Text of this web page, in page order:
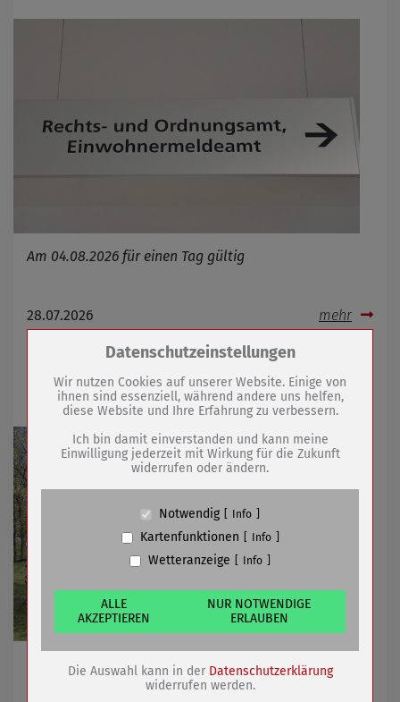
Am 04.08.2026 für einen Tag gültig
28.07.2026 mehr
Bürgerinnen und Bürger können Ideen
für die Region einreichen
Online-Umfrage des Zweckverbandes Allianz
„Thüringer Becken“ läuft bis zum 16. August 2026
Zum Betrieb der Seite notwendige Cookies /
Name
PHP Session Cookie
Anbieter
Eigentümer dieser Website (Wenko-
Wenselaar GmbH & Co. KG)
Absicherung Kontaktformular / SPAM
Cookiespeicherung Entscheidungscookie
Anbieter
Eigentümer dieser Website (Wenko-
Wenselaar GmbH & Co. KG)
Zweck
Speichert die Einstellungen der Besucher
bezüglich der Speicherung von Cookies.
Cookie Name
dywc
Cookie Laufzeit
1 Jahr
Datenschutzeinstellungen
Wir nutzen Cookies auf unserer Website. Einige von
ihnen sind essenziell, während andere uns helfen,
diese Website und Ihre Erfahrung zu verbessern.
Ich bin damit einverstanden und kann meine
Einwilligung jederzeit mit Wirkung für die Zukunft
widerrufen oder ändern.
Notwendig Info
Kartenfunktionen Info
Wetteranzeige Info
ALLE
AKZEPTIEREN
NUR NOTWENDIGE
ERLAUBEN
Die Auswahl kann in der Datenschutzerklärung
widerrufen werden.